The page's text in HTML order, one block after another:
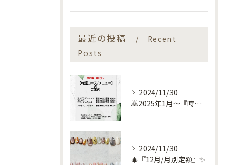
最近の投稿
Recent
Posts
2024/11/30
🙇2025年1月～『時短コース』のお知らせ🙇
2024/11/30
🎄『12月/月別定額』✨